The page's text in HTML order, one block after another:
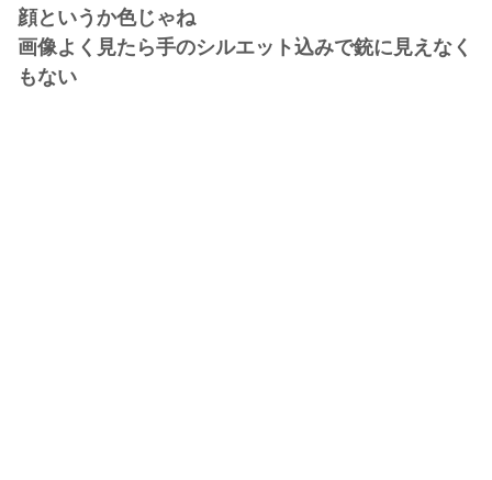
顔というか色じゃね
画像よく見たら手のシルエット込みで銃に見えなく
もない